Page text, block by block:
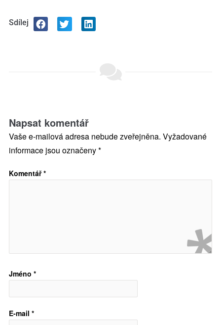
Sdílej
Napsat komentář
Vaše e-mailová adresa nebude zveřejněna. Vyžadované
informace jsou označeny*
Komentář*
Jméno *
E-mail *